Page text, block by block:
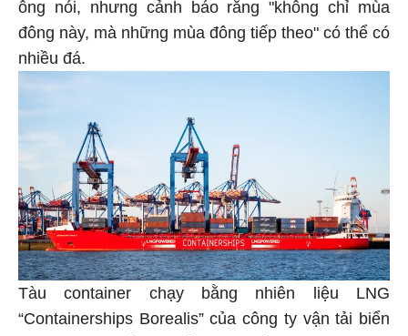
ông nói, nhưng cảnh báo rằng "không chỉ mùa
đông này, mà những mùa đông tiếp theo" có thể có
nhiều đá.
Tàu container chạy bằng nhiên liệu LNG
“Containerships Borealis” của công ty vận tải biển